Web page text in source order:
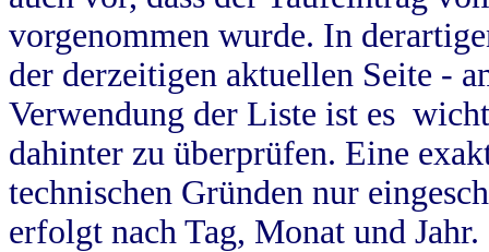
vorgenommen wurde. In
der derzeitigen aktuellen Seite -
Verwendung der Liste ist es
dahinter zu überprüfen. Eine
technischen Gründen nur
erfolgt nach Tag, Monat und Jahr.